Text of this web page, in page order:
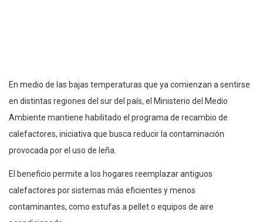
En medio de las bajas temperaturas que ya comienzan a sentirse
en distintas regiones del sur del país, el Ministerio del Medio
Ambiente mantiene habilitado el programa de recambio de
calefactores, iniciativa que busca reducir la contaminación
provocada por el uso de leña.
El beneficio permite a los hogares reemplazar antiguos
calefactores por sistemas más eficientes y menos
contaminantes, como estufas a pellet o equipos de aire